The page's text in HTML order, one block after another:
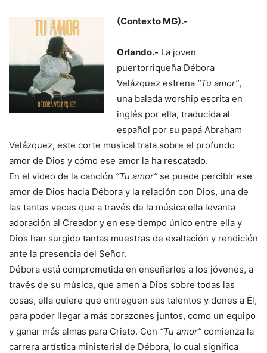
(Contexto MG).-
Orlando.- La joven
puertorriqueña Débora
Velázquez estrena “Tu amor”,
una balada worship escrita en
inglés por ella, traducida al
español por su papá Abraham
Velázquez, este corte musical trata sobre el profundo
amor de Dios y cómo ese amor la ha rescatado.
En el video de la canción “Tu amor” se puede percibir ese
amor de Dios hacia Débora y la relación con Dios, una de
las tantas veces que a través de la música ella levanta
adoración al Creador y en ese tiempo único entre ella y
Dios han surgido tantas muestras de exaltación y rendición
ante la presencia del Señor.
Débora está comprometida en enseñarles a los jóvenes, a
través de su música, que amen a Dios sobre todas las
cosas, ella quiere que entreguen sus talentos y dones a Él,
para poder llegar a más corazones juntos, como un equipo
y ganar más almas para Cristo. Con “Tu amor” comienza la
carrera artística ministerial de Débora, lo cual significa